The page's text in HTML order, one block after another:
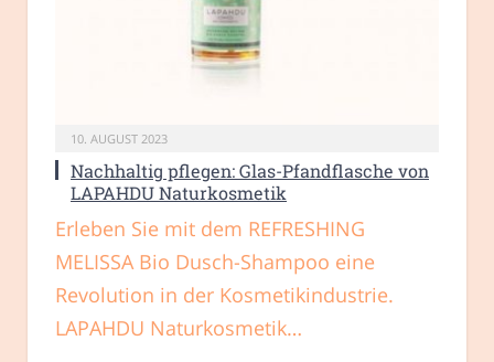
10. AUGUST 2023
Nachhaltig pflegen: Glas-Pfandflasche von
LAPAHDU Naturkosmetik
Erleben Sie mit dem REFRESHING
MELISSA Bio Dusch-Shampoo eine
Revolution in der Kosmetikindustrie.
LAPAHDU Naturkosmetik…